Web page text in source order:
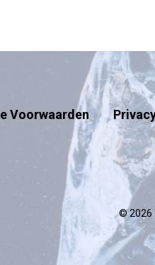
Voorwaarden
© 2026